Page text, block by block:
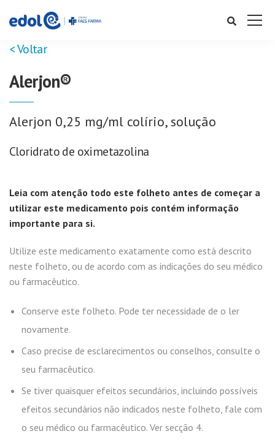
< Voltar
Alerjon®
Alerjon 0,25 mg/ml colírio, solução
Cloridrato de oximetazolina
Leia com atenção todo este folheto antes de começar a
utilizar este medicamento pois contém informação
importante para si.
Utilize este medicamento exatamente como está descrito
neste folheto, ou de acordo com as indicações do seu médico
ou farmacêutico.
Conserve este folheto. Pode ter necessidade de o ler
novamente.
Caso precise de esclarecimentos ou conselhos, consulte o
seu farmacêutico.
Se tiver quaisquer efeitos secundários, incluindo possíveis
efeitos secundários não indicados neste folheto, fale com
o seu médico ou farmacêutico. Ver secção 4.